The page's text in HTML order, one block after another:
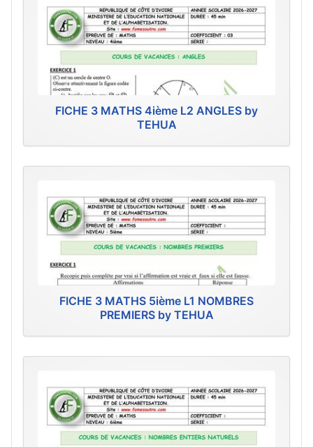
FICHE 3 MATHS 4ième L2 ANGLES by
TEHUA
FICHE 3 MATHS 5ième L1 NOMBRES
PREMIERS by TEHUA